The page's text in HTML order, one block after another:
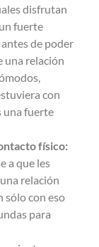
disfrutan
fuerte
de poder
una relación
con
una fuerte
físico:
a que les
relación
sólo con eso
para